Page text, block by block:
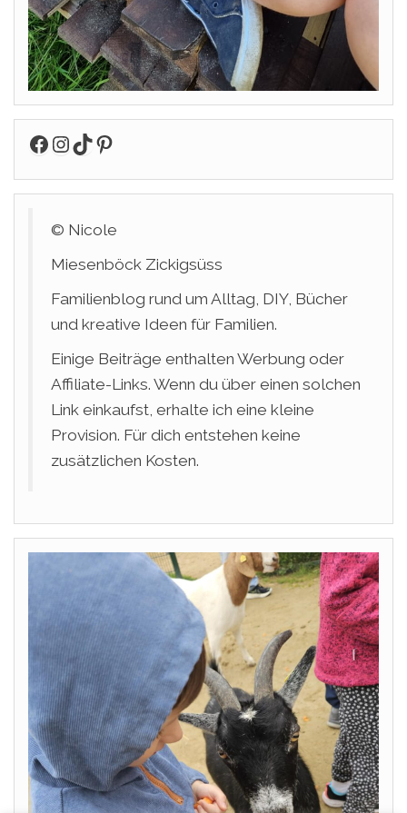
Facebook
Instagram
TikTok
Pinterest
© Nicole
Miesenböck Zickigsüss
Familienblog rund um Alltag, DIY, Bücher
und kreative Ideen für Familien.
Einige Beiträge enthalten Werbung oder
Affiliate-Links. Wenn du über einen solchen
Link einkaufst, erhalte ich eine kleine
Provision. Für dich entstehen keine
zusätzlichen Kosten.